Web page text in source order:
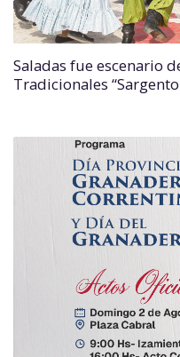
Saladas fue escenario
Tradicionales